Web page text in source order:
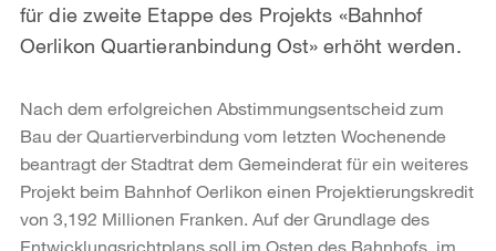
für die zweite Etappe des Projekts «Bahnhof
Oerlikon Quartieranbindung Ost» erhöht werden.
Nach dem erfolgreichen Abstimmungsentscheid zum
Bau der Quartierverbindung vom letzten Wochenende
beantragt der Stadtrat dem Gemeinderat für ein weiteres
Projekt beim Bahnhof Oerlikon einen Projektierungskredit
von 3,192 Millionen Franken. Auf der Grundlage des
Entwicklungsrichtplans soll im Osten des Bahnhofs, im